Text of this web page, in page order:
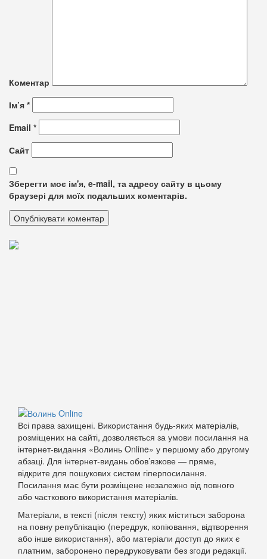
Коментар
Ім’я *
Email *
Сайт
Зберегти моє ім'я, e-mail, та адресу сайту в цьому
браузері для моїх подальших коментарів.
Всі права захищені. Використання будь-яких матеріалів,
розміщених на сайті, дозволяється за умови посилання на
інтернет-видання «Волинь Online» у першому або другому
абзаці. Для інтернет-видань обов’язкове — пряме,
відкрите для пошукових систем гіперпосилання.
Посилання має бути розміщене незалежно від повного
або часткового використання матеріалів.
Матеріали, в тексті (після тексту) яких міститься заборона
на повну републікацію (передрук, копіювання, відтворення
або інше використання), або матеріали доступ до яких є
платним, заборонено передруковувати без згоди редакції.